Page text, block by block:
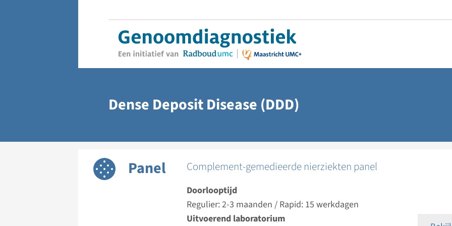
Dense Deposit Disease (DDD)
Panel Complement-gemedieerde nierziekten panel
Doorlooptijd
Regulier: 2-3 maanden / Rapid: 15 werkdagen
Uitvoerend laboratorium